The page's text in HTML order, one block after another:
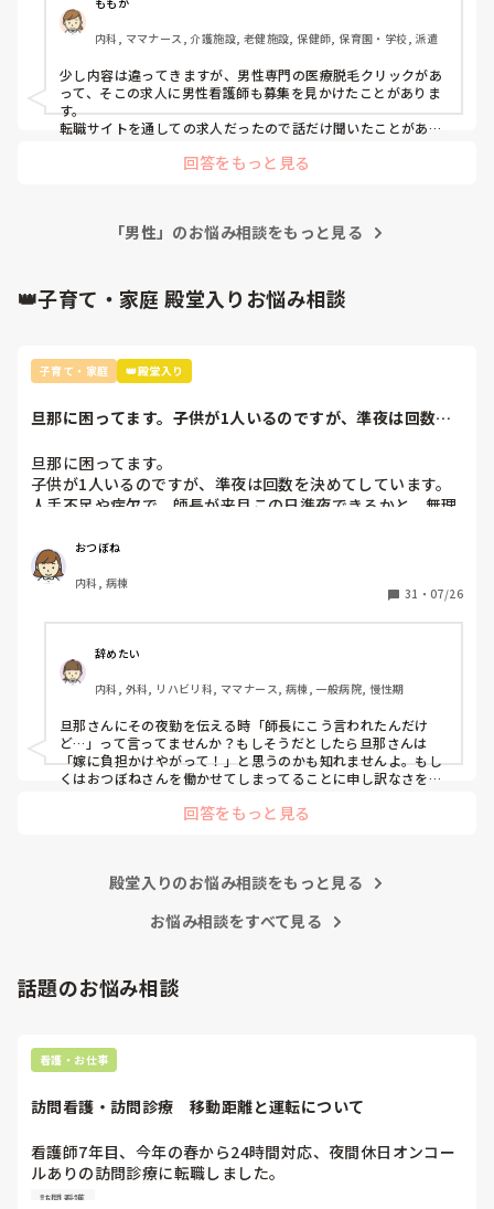
内科, ママナース, 介護施設, 老健施設, 保健師, 保育園・学校, 派遣
少し内容は違ってきますが、男性専門の医療脱毛クリックがあ
って、そこの求人に男性看護師も募集を見かけたことがありま
す。
転職サイトを通しての求人だったので話だけ聞いたことがある
り、女性より男性看護師が欲しい！という感じでした。
囲気でしたよ。
回答をもっと見る
「男性」のお悩み相談をもっと見る
👑子育て・家庭 殿堂入りお悩み相談
子育て・家庭 👑殿堂入り
旦那に困ってます。子供が1人いるのですが、準夜は回数を
旦那に困ってます。
子供が1人いるのですが、準夜は回数を決めてしています。
人手不足や病欠で、師長が来月この日準夜できるかと、無理
私も子供の熱や体調不良で何度も夜勤が出来なくなったこと
があります。
かしい。師長は何を考えているのか、と怒り、俺に考えがあ
るから夜勤はしてもいいと言われました。考えって何？って
聞くと今度なにかあったら文句いいにいってやると、怒鳴り
込みに行ってやるわと言われました。
今までもそう言って怒鳴り込みに行ったことはないのです
が、しないとも限りませんし、無理なら無理と断ってと伝え
ても、いいよ夜勤して、と譲りません。
ちゃんではなく、トイレは自分でできますし、父親の言うこ
家計が苦しいので私は夜勤をして正社員でいなければならな
うではないと。とにかく怒って話になりません。
るのも嫌です。ですが、このまま病棟のお荷物になるなら辞
みなさん、旦那さんは理解ありますか？分かった上で結婚し
おつぼね
内科, 病棟
31 ・ 07/26
辞めたい
内科, 外科, リハビリ科, ママナース, 病棟, 一般病院, 慢性期
旦那さんにその夜勤を伝える時「師長にこう言われたんだけ
ど…」って言ってませんか？もしそうだとしたら旦那さんは
「嫁に負担かけやがって！」と思うのかも知れませんよ。もし
くはおつぼねさんを働かせてしまってることに申し訳なさをか
ていざ夜勤をする現状に旦那さんも慣れていないのではと感じ
回答をもっと見る
殿堂入りのお悩み相談をもっと見る
お悩み相談をすべて見る
話題のお悩み相談
看護・お仕事
訪問看護・訪問診療　移動距離と運転について
看護師7年目、今年の春から24時間対応、夜間休日オンコー
ルありの訪問診療に転職しました。
元々就活の際にはエリアは片道30分程度と聞いておりここま
訪問看護